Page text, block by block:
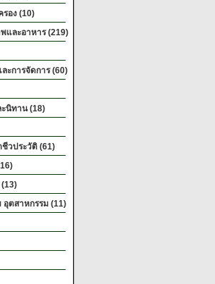
รอง (10)
และอาหาร (219)
ะการจัดการ (60)
นิทาน (18)
วประวัติ (61)
อุตสาหกรรม (11)